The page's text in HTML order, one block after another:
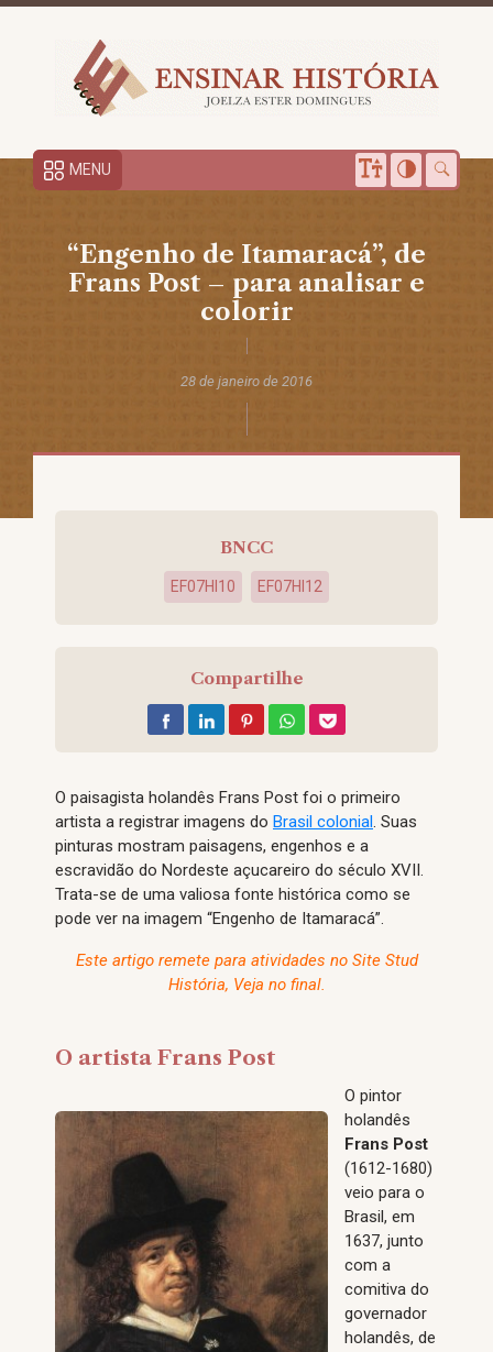
MENU
“Engenho de Itamaracá”, de
Frans Post – para analisar e
colorir
28 de janeiro de 2016
BNCC
EF07HI10 EF07HI12
Compartilhe
O paisagista holandês Frans Post foi o primeiro
artista a registrar imagens do Brasil colonial. Suas
pinturas mostram paisagens, engenhos e a
escravidão do Nordeste açucareiro do século XVII.
Trata-se de uma valiosa fonte histórica como se
pode ver na imagem “Engenho de Itamaracá”.
Este artigo remete para atividades no Site Stud
História, Veja no final.
O artista Frans Post
O pintor
holandês
Frans Post
(1612-1680)
veio para o
Brasil, em
1637, junto
com a
comitiva do
governador
holandês, de